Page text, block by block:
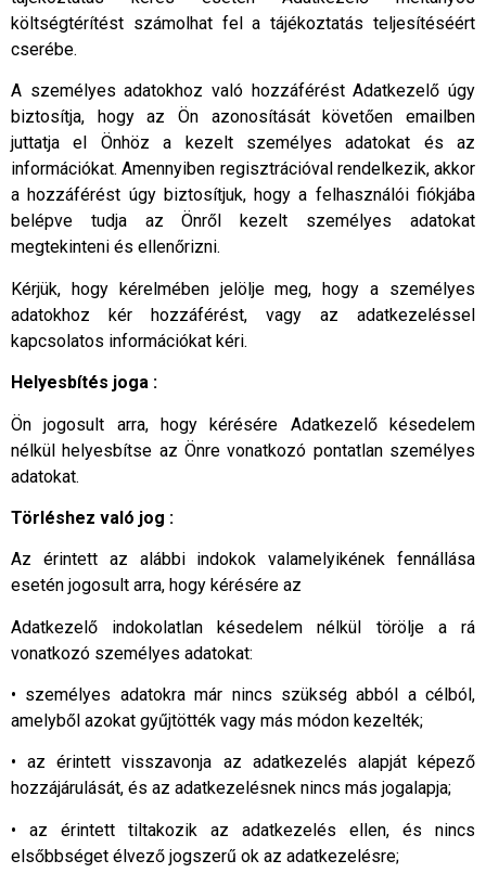
költségtérítést számolhat fel a tájékoztatás teljesítéséért
cserébe.
A személyes adatokhoz való hozzáférést Adatkezelő úgy
biztosítja, hogy az Ön azonosítását követően emailben
juttatja el Önhöz a kezelt személyes adatokat és az
információkat. Amennyiben regisztrációval rendelkezik, akkor
a hozzáférést úgy biztosítjuk, hogy a felhasználói fiókjába
belépve tudja az Önről kezelt személyes adatokat
megtekinteni és ellenőrizni.
Kérjük, hogy kérelmében jelölje meg, hogy a személyes
adatokhoz kér hozzáférést, vagy az adatkezeléssel
kapcsolatos információkat kéri.
Helyesbítés joga :
Ön jogosult arra, hogy kérésére Adatkezelő késedelem
nélkül helyesbítse az Önre vonatkozó pontatlan személyes
adatokat.
Törléshez való jog :
Az érintett az alábbi indokok valamelyikének fennállása
esetén jogosult arra, hogy kérésére az
Adatkezelő indokolatlan késedelem nélkül törölje a rá
vonatkozó személyes adatokat:
• személyes adatokra már nincs szükség abból a célból,
amelyből azokat gyűjtötték vagy más módon kezelték;
• az érintett visszavonja az adatkezelés alapját képező
hozzájárulását, és az adatkezelésnek nincs más jogalapja;
• az érintett tiltakozik az adatkezelés ellen, és nincs
elsőbbséget élvező jogszerű ok az adatkezelésre;